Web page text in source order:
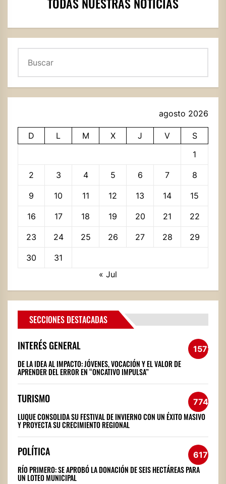
agosto 2026
D L M X J V
S
1
2 3 4 5 6 7 8
9 10 11 12 13 14 15
16 17 18 19 20 21 22
23 24 25 26 27 28 29
30
31
« Jul
SECCIONES DESTACADAS
INTERÉS GENERAL 1572
DE LA IDEA AL IMPACTO: JÓVENES, VOCACIÓN Y EL VALOR DE
APRENDER DEL ERROR EN “ONCATIVO IMPULSA”
TURISMO 774
LUQUE CONSOLIDA SU FESTIVAL DE INVIERNO CON UN ÉXITO MASIVO
Y PROYECTA SU CRECIMIENTO REGIONAL
POLÍTICA 617
RÍO PRIMERO: SE APROBÓ LA DONACIÓN DE SEIS HECTÁREAS PARA
UN LOTEO MUNICIPAL